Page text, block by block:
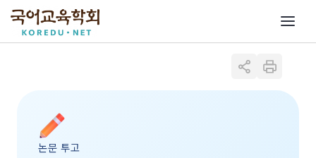
논문 투고